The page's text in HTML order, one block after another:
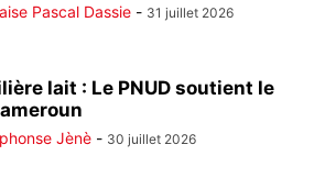
Pascal Dassie - 31 juillet 2026
lait : Le PNUD soutient le
Jènè - 30 juillet 2026